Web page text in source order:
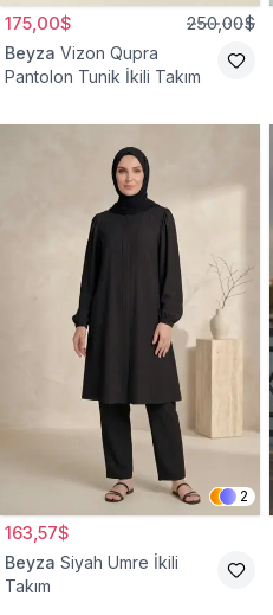
175,00$ 250,00$
Beyza Vizon Qupra
Pantolon Tunik İkili Takım
2
163,57$
Beyza Siyah Umre İkili
Takım